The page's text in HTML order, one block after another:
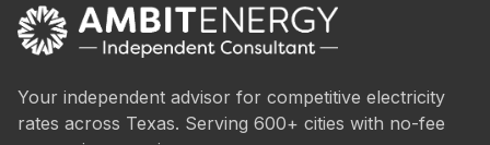
Your independent advisor for competitive electricity
rates across Texas. Serving 600+ cities with no-fee